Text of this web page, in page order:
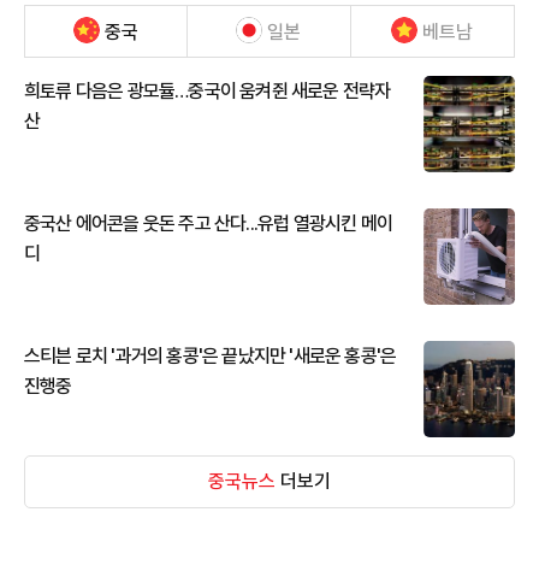
중국 일본 베트남
희토류 다음은 광모듈…중국이 움켜쥔 새로운 전략자
산
중국산 에어콘을 웃돈 주고 산다...유럽 열광시킨 메이
디
스티븐 로치 '과거의 홍콩'은 끝났지만 '새로운 홍콩'은
진행중
중국뉴스 더보기